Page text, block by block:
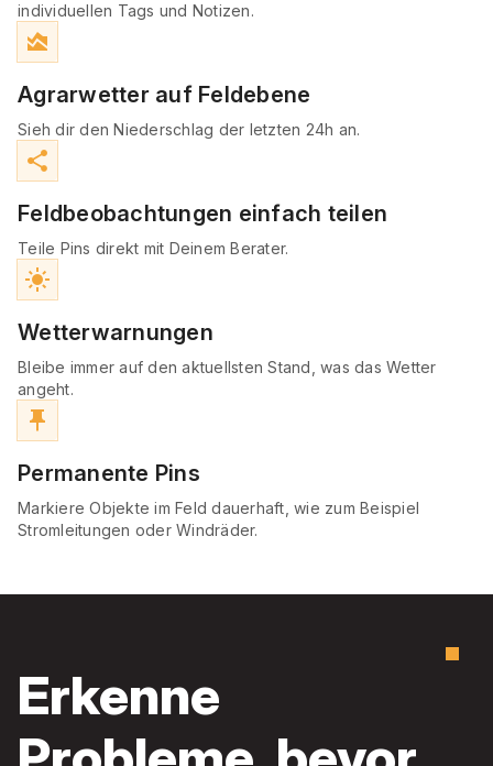
individuellen Tags und Notizen.
area_chart
Agrarwetter auf Feldebene
Sieh dir den Niederschlag der letzten 24h an.
share
Feldbeobachtungen einfach teilen
Teile Pins direkt mit Deinem Berater.
light_mode
Wetterwarnungen
Bleibe immer auf den aktuellsten Stand, was das Wetter
angeht.
push_pin
Permanente Pins
Markiere Objekte im Feld dauerhaft, wie zum Beispiel
Stromleitungen oder Windräder.
Erkenne